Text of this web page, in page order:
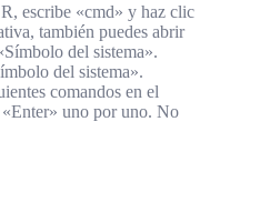
escribe «cmd» y haz clic
también puedes abrir
del sistema».
del sistema».
comandos en el
uno por uno. No